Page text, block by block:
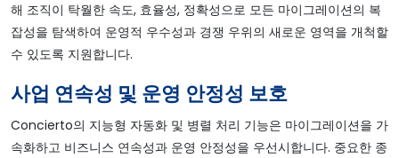
해 조직이 탁월한 속도, 효율성, 정확성으로 모든 마이그레이션의 복
잡성을 탐색하여 운영적 우수성과 경쟁 우위의 새로운 영역을 개척할
수 있도록 지원합니다.
사업 연속성 및 운영 안정성 보호
Concierto의 지능형 자동화 및 병렬 처리 기능은 마이그레이션을 가
속화하고 비즈니스 연속성과 운영 안정성을 우선시합니다. 중요한 종